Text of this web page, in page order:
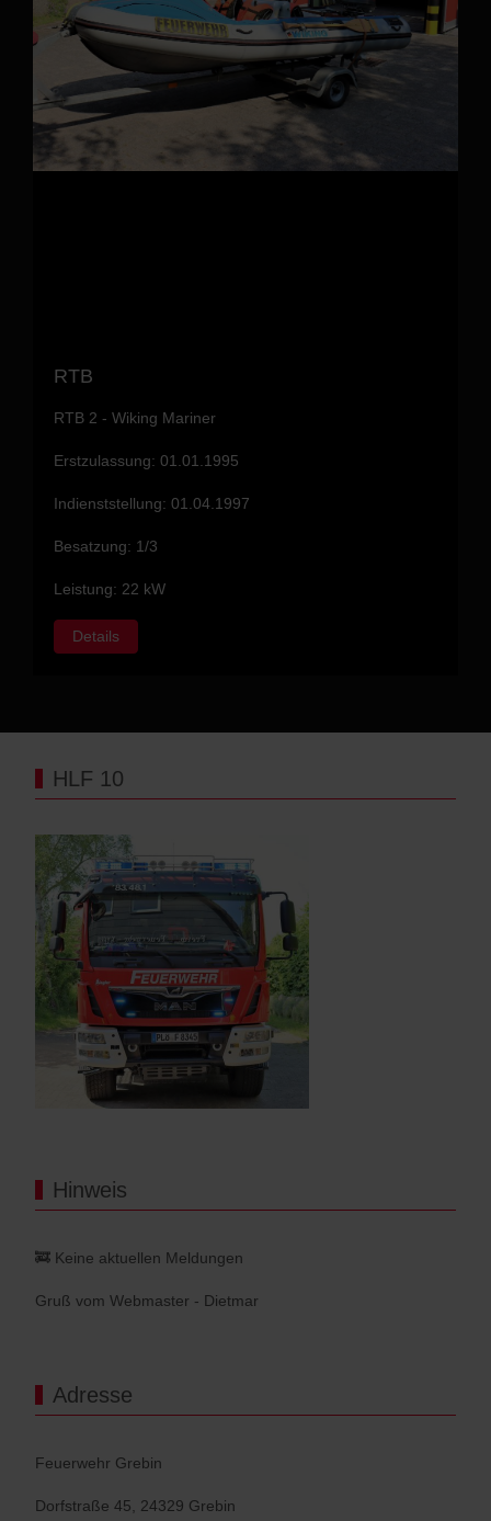
RTB
RTB 2 - Wiking Mariner
Erstzulassung: 01.01.1995
Indienststellung: 01.04.1997
Besatzung: 1/3
Leistung: 22 kW
Details
HLF 10
Hinweis
🚒 Keine aktuellen Meldungen
Gruß vom Webmaster - Dietmar
Adresse
Feuerwehr Grebin
Dorfstraße 45, 24329 Grebin